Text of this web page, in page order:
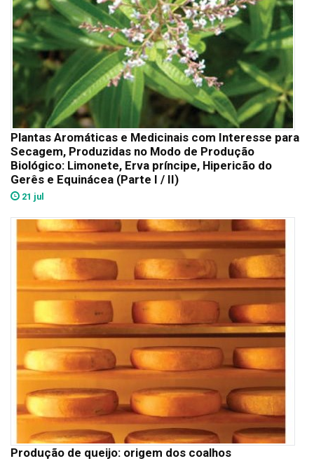
Plantas Aromáticas e Medicinais com Interesse para
Secagem, Produzidas no Modo de Produção
Biológico: Limonete, Erva príncipe, Hipericão do
Gerês e Equinácea (Parte I / II)
21 jul
Produção de queijo: origem dos coalhos